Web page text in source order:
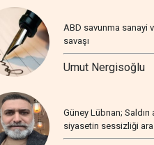
ABD savunma sanayi
savaşı
Umut Nergisoğlu
Güney Lübnan;
siyasetin sessizliği